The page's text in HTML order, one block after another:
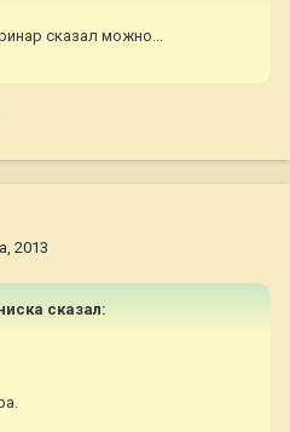
сказал можно...
2013
сказал: